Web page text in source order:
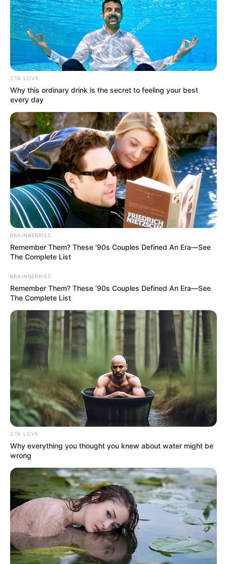
CTA LOVE
Why this ordinary drink is the secret to feeling your best
every day
BRAINBERRIES
Remember Them? These '90s Couples Defined An Era—See
The Complete List
BRAINBERRIES
Remember Them? These '90s Couples Defined An Era—See
The Complete List
CTA LOVE
Why everything you thought you knew about water might be
wrong